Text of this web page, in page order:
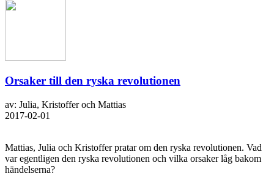
Orsaker till den ryska revolutionen
av: Julia, Kristoffer och Mattias
2017-02-01
Mattias, Julia och Kristoffer pratar om den ryska revolutionen. Vad
var egentligen den ryska revolutionen och vilka orsaker låg bakom
händelserna?